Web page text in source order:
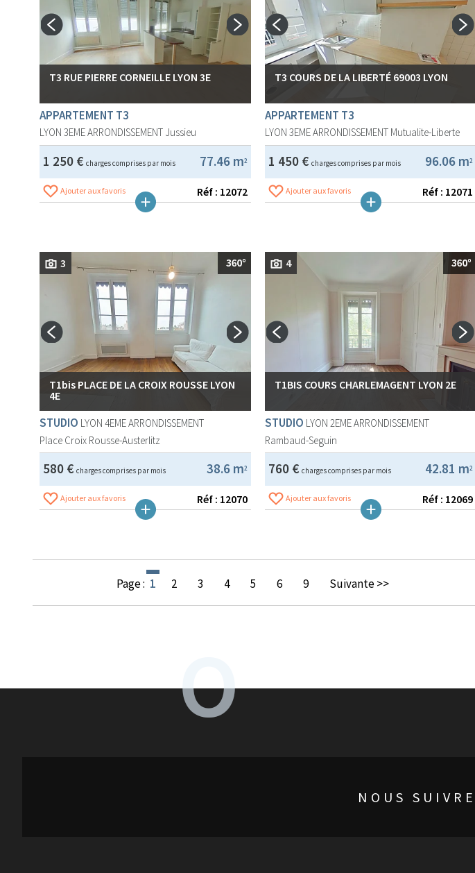
T3 RUE PIERRE CORNEILLE LYON 3E
APPARTEMENT T3
LYON 3EME ARRONDISSEMENT Jussieu
77.46 m2
1 250 € charges comprises par mois
Ajouter aux favoris Réf : 12072
T3 COURS DE LA LIBERTÉ 69003 LYON
APPARTEMENT T3
LYON 3EME ARRONDISSEMENT Mutualite-Liberte
96.06 m2
1 450 € charges comprises par mois
Ajouter aux favoris Réf : 12071
3
T1bis PLACE DE LA CROIX ROUSSE LYON
4E
STUDIO LYON 4EME ARRONDISSEMENT
Place Croix Rousse-Austerlitz
38.6 m2
580 € charges comprises par mois
Ajouter aux favoris Réf : 12070
4
T1BIS COURS CHARLEMAGENT LYON 2E
STUDIO LYON 2EME ARRONDISSEMENT
Rambaud-Seguin
42.81 m2
760 € charges comprises par mois
Ajouter aux favoris Réf : 12069
Page : 1 2 3 4 5 6 9 Suivante >>
NOUS SUIVRE